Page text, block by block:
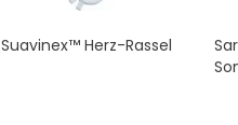
Suavinex™ Herz-Rassel